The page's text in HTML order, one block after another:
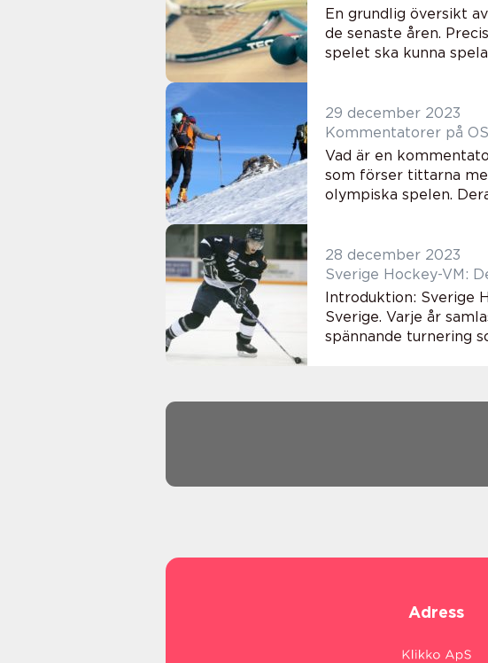
En grundlig översikt
de senaste åren.
spelet ska kunna
29 december 2023
Kommentatorer på
Vad är en
som förser tittarna
olympiska spelen.
28 december 2023
Sverige Hockey-VM:
Introduktion: Sverige
Sverige. Varje år
spännande turnering
Adress